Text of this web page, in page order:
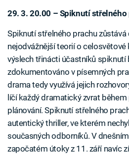
29. 3. 20.00 – Spiknutí střelného
Spiknutí střelného prachu zůstává
nejodvážnější teorií o
výslech třinácti účastníků spiknutí
zdokumentováno v písemných
drama tedy využívá jejich
líčí každý dramatický zvrat
plánování. Spiknutí střelného
autentický thriller, ve kterém
současných odborníků. V
započatém útoky z 11. září navíc